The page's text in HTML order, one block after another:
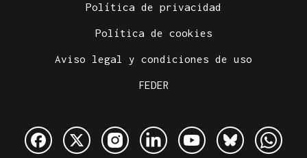
Política de privacidad
Política de cookies
Aviso legal y condiciones de uso
FEDER